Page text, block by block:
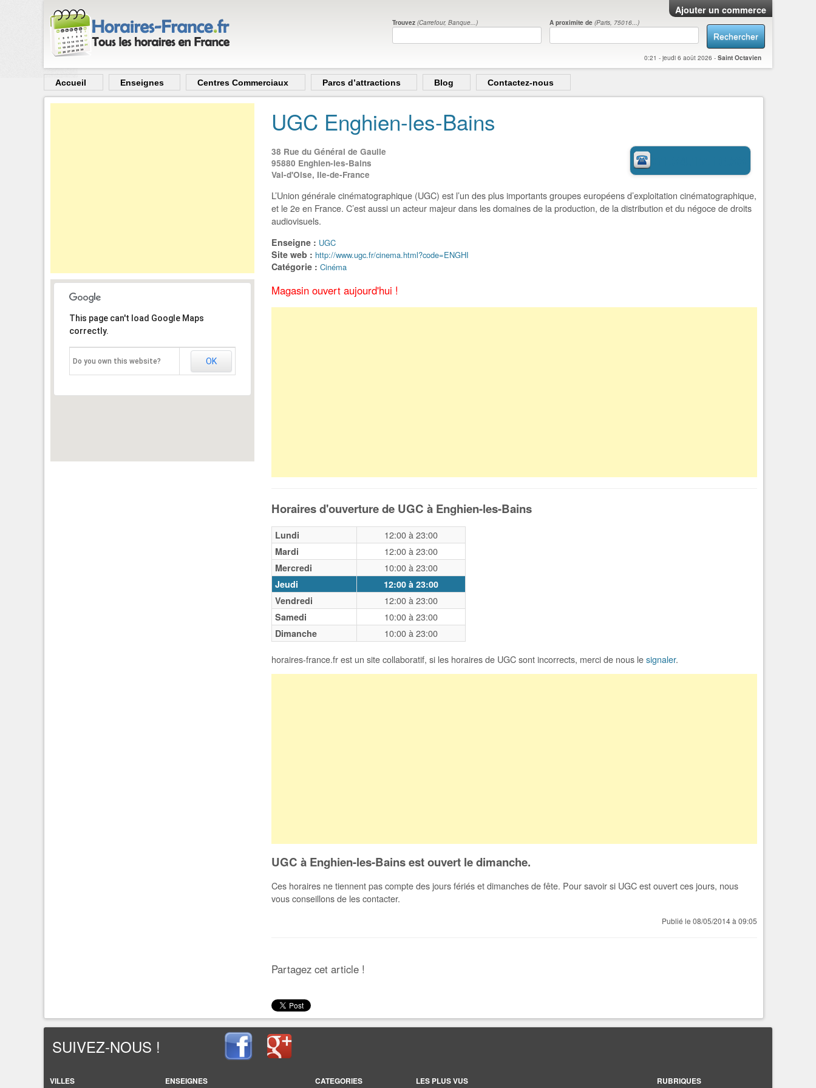
Ajouter un commerce
Trouvez (Carrefour, Banque...) A proximite de (Paris, 75016...)
Rechercher
0:21 - jeudi 6 août 2026 - Saint Octavien
Aller au contenu principal
Accueil Enseignes Centres Commerciaux Parcs d’attractions Blog Contactez-nous
This page can't load Google Maps
correctly.
Do you own this website? OK
UGC Enghien-les-Bains
38 Rue du Général de Gaulle
95880 Enghien-les-Bains
Val-d'Oise, Ile-de-France
L’Union générale cinématographique (UGC) est l’un des plus importants groupes européens d’exploitation cinématographique,
et le 2e en France. C’est aussi un acteur majeur dans les domaines de la production, de la distribution et du négoce de droits
audiovisuels.
Enseigne : UGC
Site web : http://www.ugc.fr/cinema.html?code=ENGHI
Catégorie : Cinéma
Magasin ouvert aujourd'hui !
Horaires d'ouverture de UGC à Enghien-les-Bains
Lundi 12:00à 23:00
Mardi 12:00à 23:00
Mercredi 10:00à 23:00
Jeudi 12:00 à 23:00
Vendredi
12:00à 23:00
Samedi 10:00à 23:00
Dimanche 10:00à 23:00
horaires-france.fr est un site collaboratif, si les horaires de UGC sont incorrects, merci de nous lesignaler.
UGC à Enghien-les-Bains est ouvert le dimanche.
Ces horaires ne tiennent pas compte des jours fériés et dimanches de fête. Pour savoir si UGC est ouvert ces jours, nous
vous conseillons de les contacter.
Publié le 08/05/2014 à 09:05
Partagez cet article !
SUIVEZ-NOUS !
VILLES ENSEIGNES CATEGORIES LES PLUS VUS RUBRIQUES